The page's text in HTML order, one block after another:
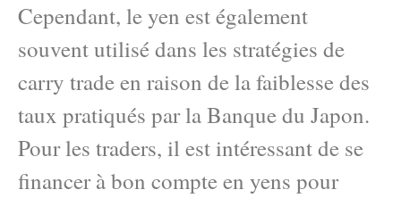
Cependant, le yen est également
souvent utilisé dans les stratégies de
carry trade en raison de la faiblesse des
taux pratiqués par la Banque du Japon.
Pour les traders, il est intéressant de se
financer à bon compte en yens pour